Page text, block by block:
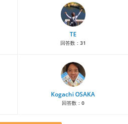
TE
回答数： 31
Kogachi OSAKA
回答数： 0